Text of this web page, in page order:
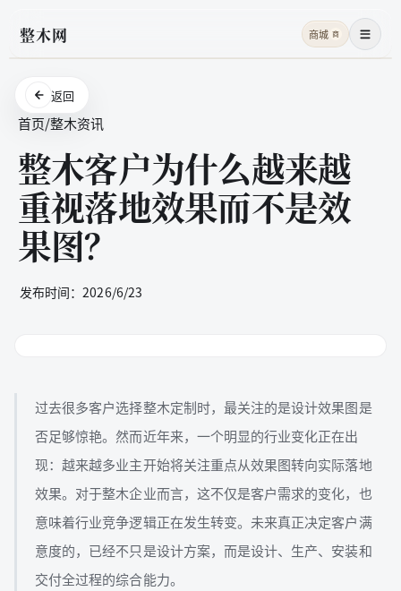
整木网 商城 商 菜单
返回
首页/整木资讯
整木客户为什么越来越
重视落地效果而不是效
果图？
发布时间：2026/6/23
过去很多客户选择整木定制时，最关注的是设计效果图是
否足够惊艳。然而近年来，一个明显的行业变化正在出
现：越来越多业主开始将关注重点从效果图转向实际落地
效果。对于整木企业而言，这不仅是客户需求的变化，也
意味着行业竞争逻辑正在发生转变。未来真正决定客户满
意度的，已经不只是设计方案，而是设计、生产、安装和
交付全过程的综合能力。